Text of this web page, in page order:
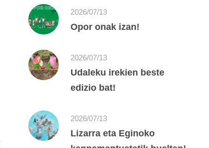
2026/07/13
Opor onak izan!
2026/07/13
Udaleku irekien beste
edizio bat!
2026/07/13
Lizarra eta Eginoko